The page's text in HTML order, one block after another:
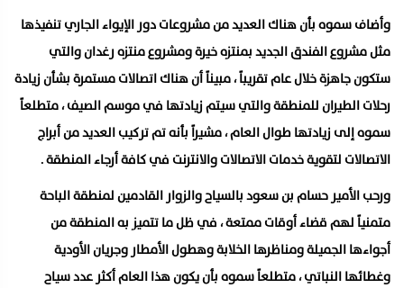
وأضاف سموه بأن هناك العديد من مشروعات دور الإيواء الجاري تنفيذها
مثل مشروع الفندق الجديد بمنتزه خيرة ومشروع منتزه رغدان والتي
ستكون جاهزة خلال عام تقريباً ، مبيناً أن هناك اتصالات مستمرة بشأن زيادة
رحلات الطيران للمنطقة والتي سيتم زيادتها في موسم الصيف ، متطلعاً
سموه إلى زيادتها طوال العام ، مشيراً بأنه تم تركيب العديد من أبراج
الاتصالات لتقوية خدمات الاتصالات والانترنت في كافة أرجاء المنطقة .
ورحب الأمير حسام بن سعود بالسياح والزوار القادمين لمنطقة الباحة
متمنياً لهم قضاء أوقات ممتعة ، في ظل ما تتميز به المنطقة من
أجواءها الجميلة ومناظرها الخلابة وهطول الأمطار وجريان الأودية
وغطائها النباتي ، متطلعاً سموه بأن يكون هذا العام أكثر عدد سياح